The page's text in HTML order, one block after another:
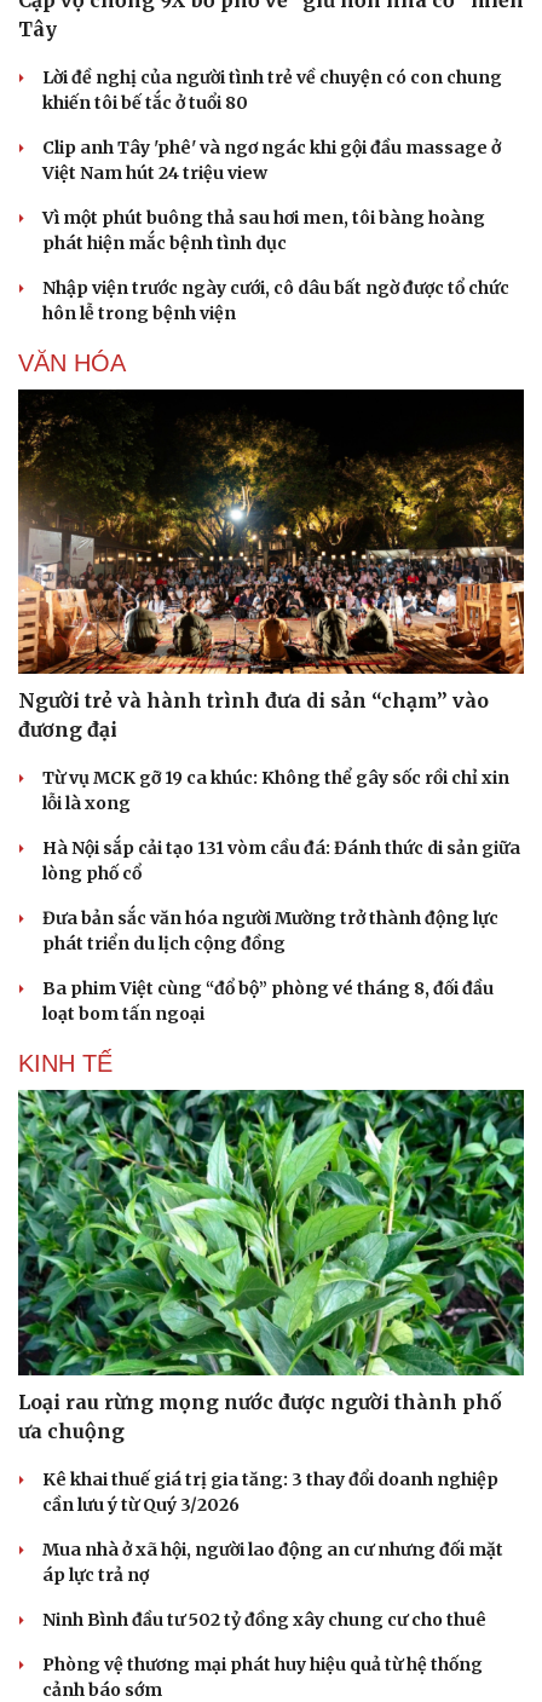
Doanh nghiệp
Thông tin doanh nghiệp
Doanh nghiệp 24h
Vì cộng đồng
Sành điệu
Chuyển đổi số
Tây
Lời đề nghị của người tình trẻ về chuyện có con chung
khiến tôi bế tắc ở tuổi 80
Clip anh Tây 'phê' và ngơ ngác khi gội đầu massage ở
Việt Nam hút 24 triệu view
Vì một phút buông thả sau hơi men, tôi bàng hoàng
phát hiện mắc bệnh tình dục
Nhập viện trước ngày cưới, cô dâu bất ngờ được tổ chức
hôn lễ trong bệnh viện
VĂN HÓA
Người trẻ và hành trình đưa di sản “chạm” vào
đương đại
Từ vụ MCK gỡ 19 ca khúc: Không thể gây sốc rồi chỉ xin
lỗi là xong
Hà Nội sắp cải tạo 131 vòm cầu đá: Đánh thức di sản giữa
lòng phố cổ
Đưa bản sắc văn hóa người Mường trở thành động lực
phát triển du lịch cộng đồng
Ba phim Việt cùng “đổ bộ” phòng vé tháng 8, đối đầu
loạt bom tấn ngoại
KINH TẾ
Loại rau rừng mọng nước được người thành phố
ưa chuộng
Kê khai thuế giá trị gia tăng: 3 thay đổi doanh nghiệp
cần lưu ý từ Quý 3/2026
Mua nhà ở xã hội, người lao động an cư nhưng đối mặt
áp lực trả nợ
Ninh Bình đầu tư 502 tỷ đồng xây chung cư cho thuê
Phòng vệ thương mại phát huy hiệu quả từ hệ thống
cảnh báo sớm